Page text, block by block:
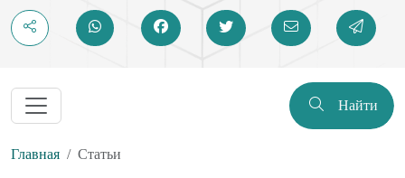
Найти
Главная Статьи